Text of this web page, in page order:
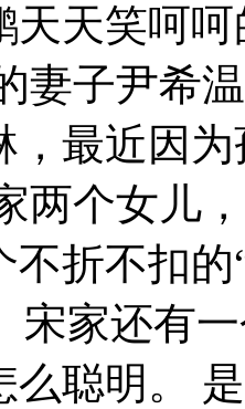
天天笑呵
妻子尹希
，最近因
两个女儿
不折不扣
宋家还有
么聪明。